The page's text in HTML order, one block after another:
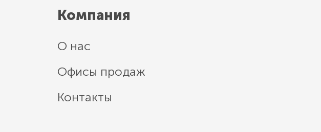
Компания
О нас
Офисы продаж
Контакты